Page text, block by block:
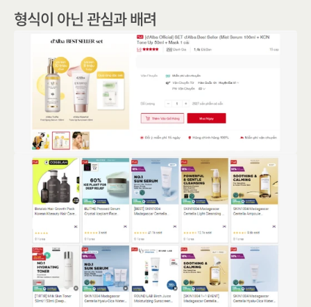
형식이 아닌 관심과 배려